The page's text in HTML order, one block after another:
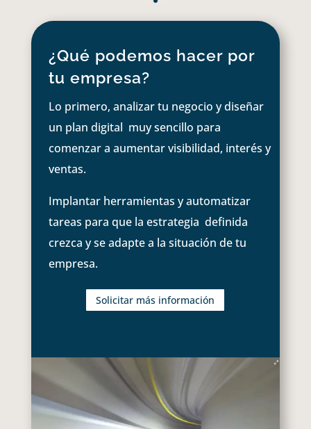
¿Qué podemos hacer por
tu empresa?
Lo primero, analizar tu negocio y diseñar
un plan digital muy sencillo para
comenzar a aumentar visibilidad, interés y
ventas.
Implantar herramientas y automatizar
tareas para que la estrategia definida
crezca y se adapte a la situación de tu
empresa.
Solicitar más información